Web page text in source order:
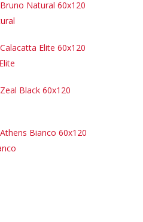
60x120
60x120
60x120
60x120